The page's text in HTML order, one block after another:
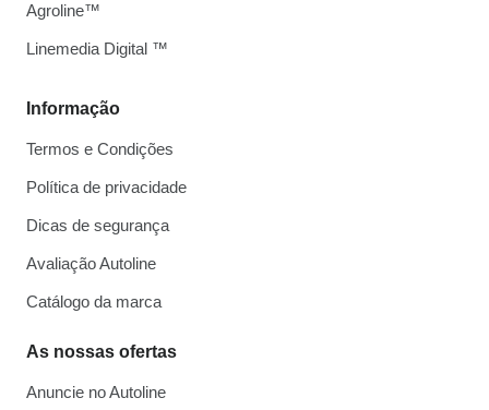
Informação
Termos e Condições
Política de privacidade
Dicas de segurança
Avaliação Autoline
Catálogo da marca
As nossas ofertas
Anuncie no Autoline
Agroline™
Linemedia Digital ™